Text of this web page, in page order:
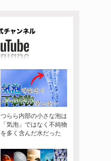
つらら内部の小さな泡は
「気泡」ではなく不純物
を多く含んだ水だった